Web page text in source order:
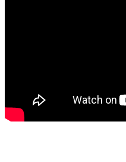
Sóc.mestre